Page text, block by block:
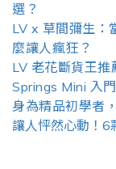
選？
LV x 草間彌生：
麼讓人瘋狂？
LV 老花斷貨王
Springs Mini 入
身為精品初學者
讓人怦然心動！6